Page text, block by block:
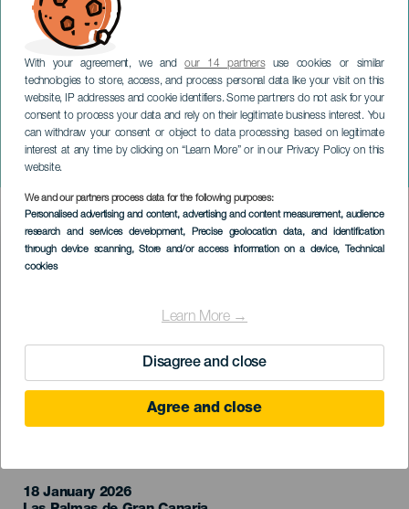
With your agreement, we andour 14 partnersuse cookies or similar
technologies to store, access, and process personal data like your visit on this
website, IP addresses and cookie identifiers. Some partners do not ask for your
consent to process your data and rely on their legitimate business interest. You
can withdraw your consent or object to data processing based on legitimate
interest at any time by clicking on “Learn More” or in our Privacy Policy on this
website.
We and our partners process data for the following purposes:
Personalised advertising and content, advertising and content measurement, audience
research and services development, Precise geolocation data, and identification
through device scanning, Store and/or access information on a device, Technical
cookies
Learn More →
Disagree and close
Agree and close
Kike Pérez: A lo bestia
GRÃ-CANÁRIA
Imagen
Listado
18 January 2026